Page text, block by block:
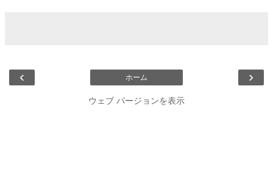
‹ ›
ホーム
ウェブ バージョンを表示